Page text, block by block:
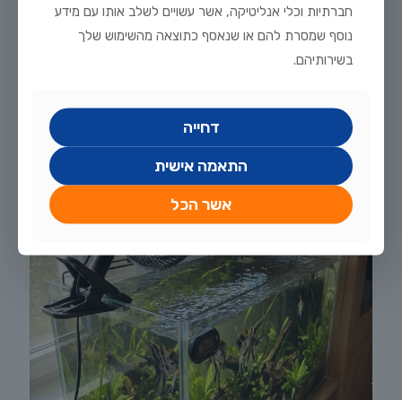
ריקבון סנפירים דגים (Fin Rot): כל מה שצריך לדעת כדי לטפל
הנפוצות והמתסכלות ביותר באקווריום הביתי. היא […]
חברתיות וכלי אנליטיקה, אשר עשויים לשלב אותו עם מידע
נוסף שמסרת להם או שנאסף כתוצאה מהשימוש שלך
בשירותיהם.
דחייה
התאמה אישית
אשר הכל